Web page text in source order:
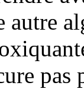
autre